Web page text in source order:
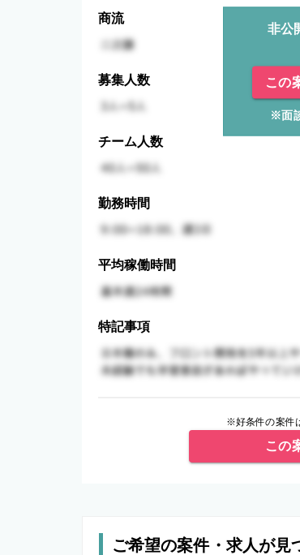
商流
非公
この
※面
募集人数
チーム人数
勤務時間
平均稼働時間
特記事項
※好条件の案件
この
ご希望の案件・求人が見